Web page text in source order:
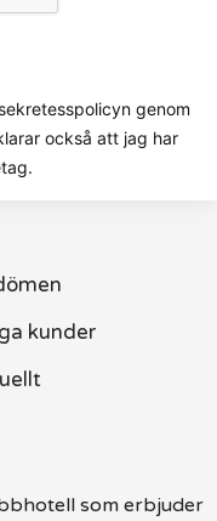
genom
också att jag har
kunder
som erbjuder